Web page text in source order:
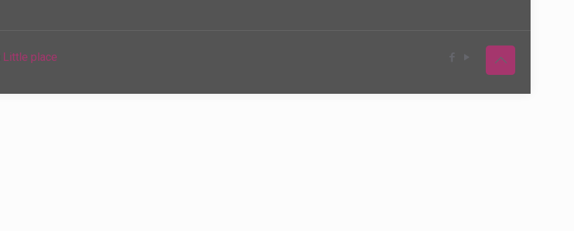
Little place